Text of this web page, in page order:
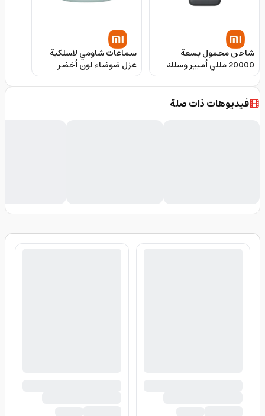
شاحن محمول بسعة
20000 مللي أمبير وسلك
مدمج شاومي Xiaomi
Power Bank
سماعات شاومي لاسلكية
عزل ضوضاء لون أخضر
كورال Xiaomi Redmi Buds
6
فيديوهات ذات صلة